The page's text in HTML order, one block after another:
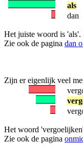
als
dan
Het juiste woord is 'als'.
Zie ook de pagina dan
Zijn er eigenlijk veel
Het woord
Zie ook de pagina